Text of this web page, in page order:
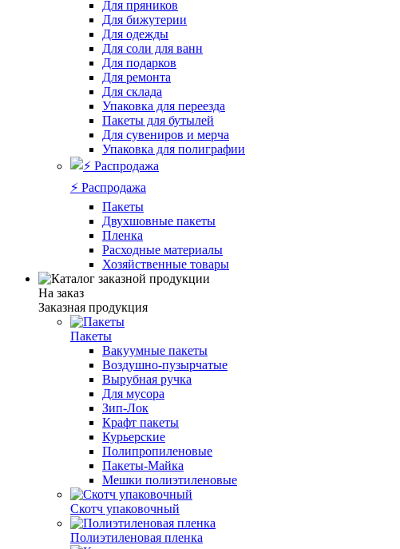
Для пряников
Для бижутерии
Для одежды
Для соли для ванн
Для подарков
Для ремонта
Для склада
Упаковка для переезда
Пакеты для бутылей
Для сувениров и мерча
Упаковка для полиграфии
⚡️ Распродажа
Пакеты
Двухшовные пакеты
Пленка
Расходные материалы
Хозяйственные товары
На заказ
Заказная продукция
Пакеты
Вакуумные пакеты
Воздушно-пузырчатые
Вырубная ручка
Для мусора
Зип-Лок
Крафт пакеты
Курьерские
Полипропиленовые
Пакеты-Майка
Мешки полиэтиленовые
Скотч упаковочный
Полиэтиленовая пленка